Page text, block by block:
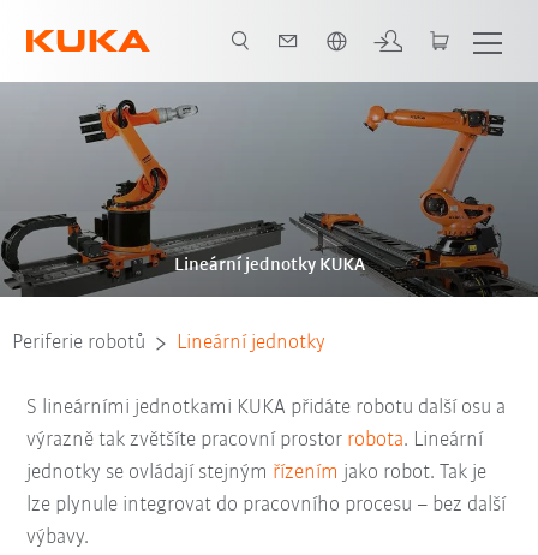
Lineární jednotky KUKA
Periferie robotů Lineární jednotky
S lineárními jednotkami KUKA přidáte robotu další osu a
výrazně tak zvětšíte pracovní prostor robota. Lineární
jednotky se ovládají stejným řízením jako robot. Tak je
lze plynule integrovat do pracovního procesu – bez další
výbavy.